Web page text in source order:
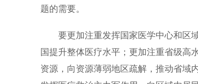
题的需要。
要更加注重发挥国家医学中心和区域
国提升整体医疗水平；更加注重省级高
资源，向资源薄弱地区疏解，推动省域